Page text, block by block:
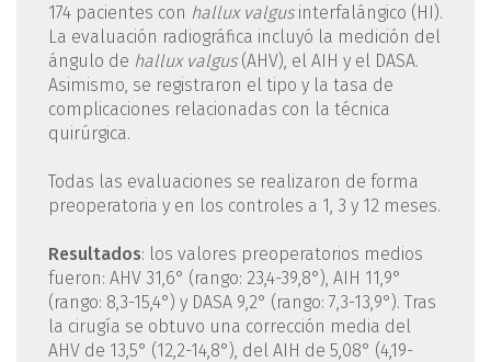
174 pacientes con hallux valgusinterfalángico (HI).
La evaluación radiográfica incluyó la medición del
ángulo de hallux valgus(AHV), el AIH y el DASA.
Asimismo, se registraron el tipo y la tasa de
complicaciones relacionadas con la técnica
quirúrgica.
Todas las evaluaciones se realizaron de forma
preoperatoria y en los controles a 1, 3 y 12 meses.
Resultados: los valores preoperatorios medios
fueron: AHV 31,6° (rango: 23,4-39,8°), AIH 11,9°
(rango: 8,3-15,4°) y DASA 9,2° (rango: 7,3-13,9°). Tras
la cirugía se obtuvo una corrección media del
AHV de 13,5° (12,2-14,8°), del AIH de 5,08° (4,19-